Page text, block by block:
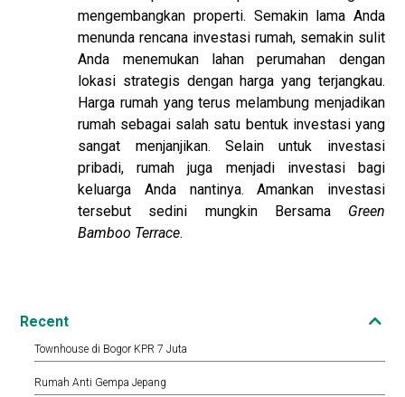
Recent
Townhouse di Bogor KPR 7 Juta
Rumah Anti Gempa Jepang
mengembangkan properti. Semakin lama Anda
menunda rencana investasi rumah, semakin sulit
Anda menemukan lahan perumahan dengan
lokasi strategis dengan harga yang terjangkau.
Harga rumah yang terus melambung menjadikan
rumah sebagai salah satu bentuk investasi yang
sangat menjanjikan. Selain untuk investasi
pribadi, rumah juga menjadi investasi bagi
keluarga Anda nantinya. Amankan investasi
tersebut sedini mungkin Bersama Green
Bamboo Terrace.